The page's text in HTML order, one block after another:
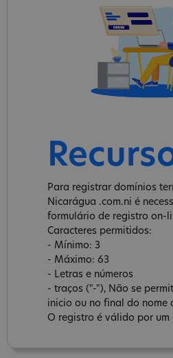
Para registrar domínios
Nicarágua .com.ni é
formulário de registro on-
Caracteres permitidos:
- Mínimo: 3
- Máximo: 63
- Letras e números
- traços ("-"), Não se
inicio ou no final do nome
O registro é válido por um